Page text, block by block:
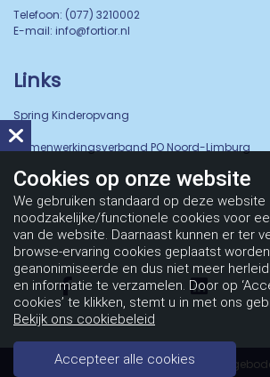
Telefoon: (077) 3210002
E-mail: info@fortior.nl
Links
Spring Kinderopvang
Samenwerkingsverband PO Noord-Limburg
Copyright Stichting Fortior 2026 -
Cookies op onze website
We gebruiken standaard op deze website
noodzakelijke/functionele cookies voor
van de website. Daarnaast kunnen er ter
browse-ervaring cookies geplaatst
geanonimiseerde en dus niet meer
en informatie te verzamelen. Door op
cookies’ te klikken, stemt u in met ons
Bekijk ons cookiebeleid
Accepteer alle cookies